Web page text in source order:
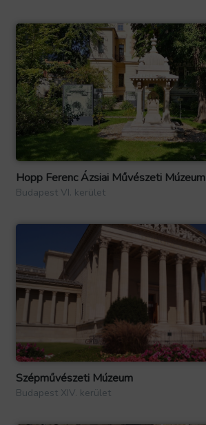
Hopp Ferenc Ázsiai Művészeti Múzeum
Budapest VI. kerület
Szépművészeti Múzeum
Budapest XIV. kerület